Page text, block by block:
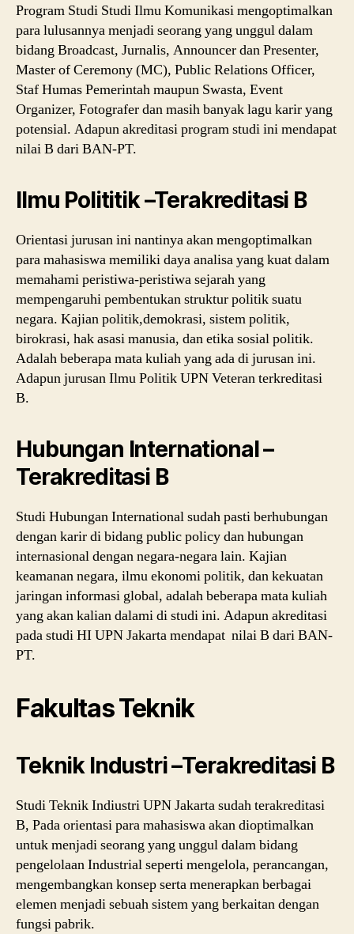
Program Studi Studi Ilmu Komunikasi mengoptimalkan
para lulusannya menjadi seorang yang unggul dalam
bidang Broadcast, Jurnalis, Announcer dan Presenter,
Master of Ceremony (MC), Public Relations Officer,
Staf Humas Pemerintah maupun Swasta, Event
Organizer, Fotografer dan masih banyak lagu karir yang
potensial. Adapun akreditasi program studi ini mendapat
nilai B dari BAN-PT.
Ilmu Polititik –Terakreditasi B
Orientasi jurusan ini nantinya akan mengoptimalkan
para mahasiswa memiliki daya analisa yang kuat dalam
memahami peristiwa-peristiwa sejarah yang
mempengaruhi pembentukan struktur politik suatu
negara. Kajian politik,demokrasi, sistem politik,
birokrasi, hak asasi manusia, dan etika sosial politik.
Adalah beberapa mata kuliah yang ada di jurusan ini.
Adapun jurusan Ilmu Politik UPN Veteran terkreditasi
B.
Hubungan International –
Terakreditasi B
Studi Hubungan International sudah pasti berhubungan
dengan karir di bidang public policy dan hubungan
internasional dengan negara-negara lain. Kajian
keamanan negara, ilmu ekonomi politik, dan kekuatan
jaringan informasi global, adalah beberapa mata kuliah
yang akan kalian dalami di studi ini. Adapun akreditasi
pada studi HI UPN Jakarta mendapat nilai B dari BAN-
PT.
Fakultas Teknik
Teknik Industri –Terakreditasi B
Studi Teknik Indiustri UPN Jakarta sudah terakreditasi
B, Pada orientasi para mahasiswa akan dioptimalkan
untuk menjadi seorang yang unggul dalam bidang
pengelolaan Industrial seperti mengelola, perancangan,
mengembangkan konsep serta menerapkan berbagai
elemen menjadi sebuah sistem yang berkaitan dengan
fungsi pabrik.